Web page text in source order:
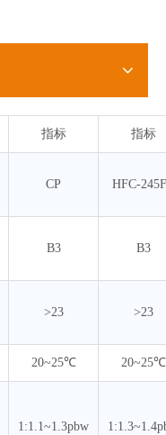
指标 指标
CP HFC-
B3 B3
>23 >23
20~25℃ 20~25℃
1:1.1~1.3pbw